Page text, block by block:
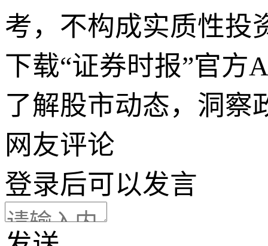
考，不构成实质性投
下载“证券时报”官方
了解股市动态，洞察
网友评论
登录后可以发言